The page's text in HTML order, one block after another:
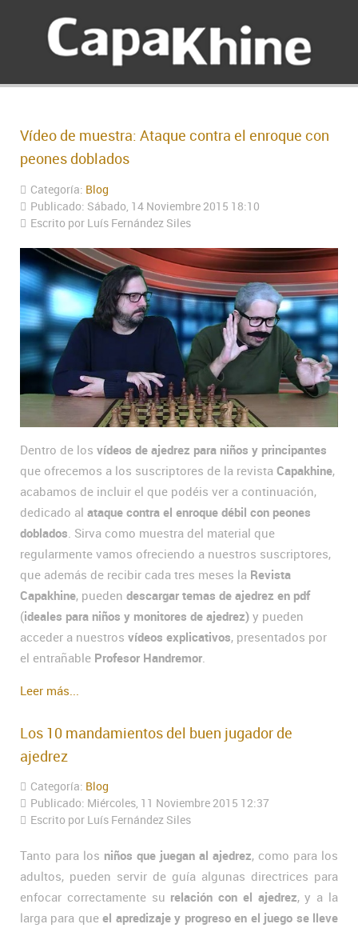
Vídeo de muestra: Ataque contra el enroque con
peones doblados
Categoría: Blog
Publicado: Sábado, 14 Noviembre 2015 18:10
Escrito por Luís Fernández Siles
Dentro de los vídeos de ajedrez para niños y principantes
que ofrecemos a los suscriptores de la revista Capakhine,
acabamos de incluir el que podéis ver a continuación,
dedicado al ataque contra el enroque débil con peones
doblados . Sirva como muestra del material que
regularmente vamos ofreciendo a nuestros suscriptores,
que además de recibir cada tres meses la Revista
Capakhine, pueden descargar temas de ajedrez en pdf
(ideales para niños y monitores de ajedrez) y pueden
acceder a nuestros vídeos explicativos, presentados por
el entrañable Profesor Handremor
Leer más...
Los 10 mandamientos del buen jugador de
ajedrez
Categoría: Blog
Publicado: Miércoles, 11 Noviembre 2015 12:37
Escrito por Luís Fernández Siles
Tanto para los niños que juegan al ajedrez, como para los
adultos, pueden servir de guía algunas directrices para
enfocar correctamente su relación con el ajedrez, y a la
larga para queel apredizaje y progreso en el juego se lleve